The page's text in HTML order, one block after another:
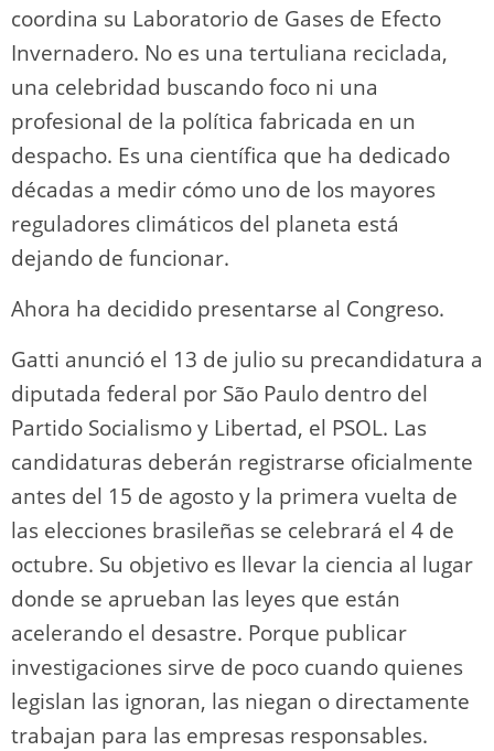
coordina su Laboratorio de Gases de Efecto
Invernadero. No es una tertuliana reciclada,
una celebridad buscando foco ni una
profesional de la política fabricada en un
despacho. Es una científica que ha dedicado
décadas a medir cómo uno de los mayores
reguladores climáticos del planeta está
dejando de funcionar.
Ahora ha decidido presentarse al Congreso.
Gatti anunció el 13 de julio su precandidatura a
diputada federal por São Paulo dentro del
Partido Socialismo y Libertad, el PSOL. Las
candidaturas deberán registrarse oficialmente
antes del 15 de agosto y la primera vuelta de
las elecciones brasileñas se celebrará el 4 de
octubre. Su objetivo es llevar la ciencia al lugar
donde se aprueban las leyes que están
acelerando el desastre. Porque publicar
investigaciones sirve de poco cuando quienes
legislan las ignoran, las niegan o directamente
trabajan para las empresas responsables.